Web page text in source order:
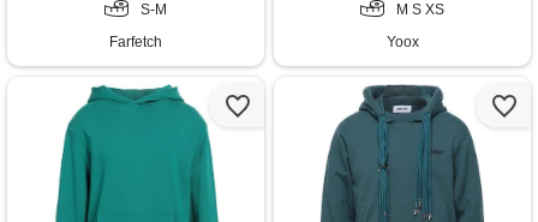
S-M
Farfetch
M S XS
Yoox